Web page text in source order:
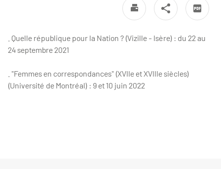
. Quelle république pour la Nation ? (Vizille - Isère) : du 22 au
24 septembre 2021
"Femmes en correspondances" (XVIIe et XVIIIe siècles)
(Université de Montréal) : 9 et 10 juin 2022